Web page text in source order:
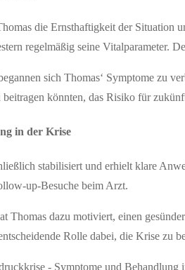
die Ernsthaftigkeit der Situation
regelmäßig seine Vitalparameter.
sich Thomas‘ Symptome zu
beitragen könnten, das Risiko für
in der Krise
stabilisiert und erhielt klare
up-Besuche beim Arzt.
Thomas dazu motiviert, einen
Rolle dabei, die Krise zu